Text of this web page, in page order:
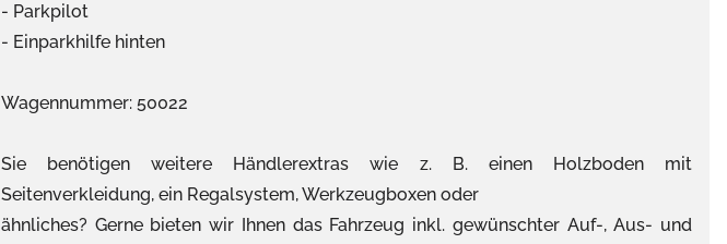
Parkpilot
Einparkhilfe hinten
Wagennummer: 50022
Sie benötigen weitere Händlerextras wie z. B. einen Holzboden mit
Seitenverkleidung, ein Regalsystem, Werkzeugboxen oder
ähnliches? Gerne bieten wir Ihnen das Fahrzeug inkl. gewünschter Auf-, Aus- und